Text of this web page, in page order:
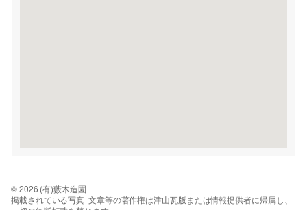
© 2026 (有)藪木造園
掲載されている写真･文章等の著作権は津山瓦版または情報提供者に帰属し、